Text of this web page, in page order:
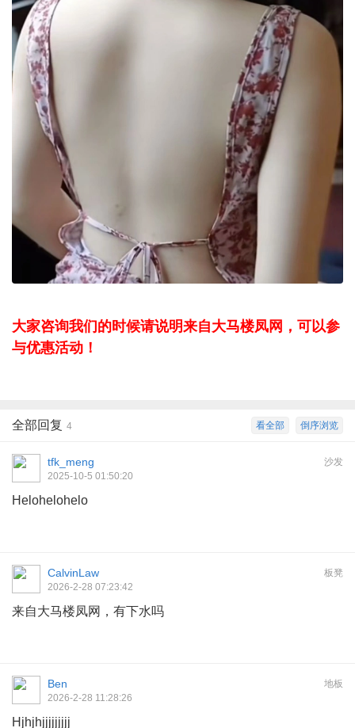
大家咨询我们的时候请说明来自大马楼凤网，可以参
与优惠活动！
倒序浏览
看全部
全部回复 4
沙发
tfk_meng
2025-10-5 01:50:20
Helohelohelo
板凳
CalvinLaw
2026-2-28 07:23:42
来自大马楼凤网，有下水吗
地板
Ben
2026-2-28 11:28:26
Hjhjhjjjjjjjjj